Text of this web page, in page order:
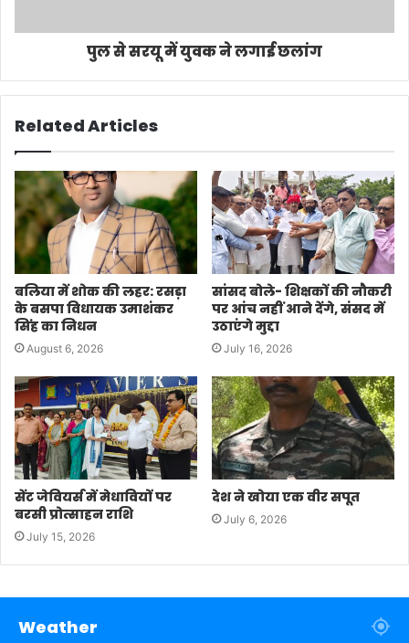
पुल से सरयू में युवक ने लगाई छलांग
Related Articles
बलिया में शोक की लहर: रसड़ा
के बसपा विधायक उमाशंकर
सिंह का निधन
August 6, 2026
सांसद बोले- शिक्षकों की नौकरी
पर आंच नहीं आने देंगे, संसद में
उठाएंगे मुद्दा
July 16, 2026
सेंट जेवियर्स में मेधावियों पर
बरसी प्रोत्साहन राशि
July 15, 2026
देश ने खोया एक वीर सपूत
July 6, 2026
Weather